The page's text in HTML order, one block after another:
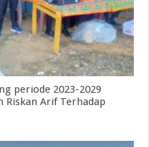
periode 2023-2029
Riskan Arif Terhadap